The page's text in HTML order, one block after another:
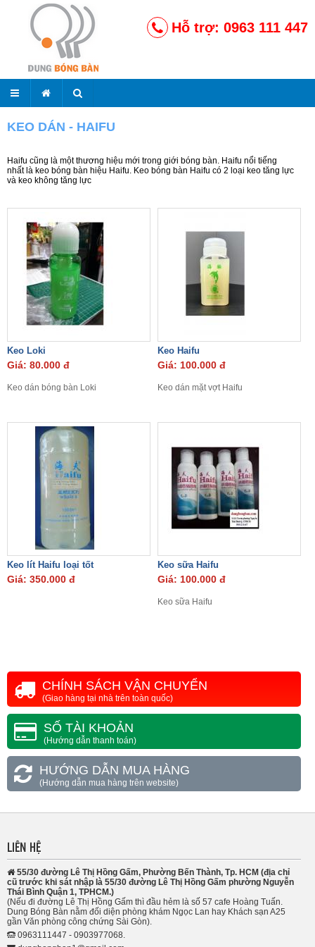
Hỗ trợ: 0963 111 447
KEO DÁN - HAIFU
Haifu cũng là một thương hiệu mới trong giới bóng bàn. Haifu nổi tiếng
nhất là keo bóng bàn hiệu Haifu. Keo bóng bàn Haifu có 2 loại keo tăng lực
và keo không tăng lực
Keo Loki
Giá: 80.000 đ
Keo dán bóng bàn Loki
Keo Haifu
Giá: 100.000 đ
Keo dán mặt vợt Haifu
Keo lít Haifu loại tốt
Giá: 350.000 đ
Keo sữa Haifu
Giá: 100.000 đ
Keo sữa Haifu
CHÍNH SÁCH VẬN CHUYỂN
(Giao hàng tại nhà trên toàn quốc)
SỐ TÀI KHOẢN
(Hướng dẫn thanh toán)
HƯỚNG DẪN MUA HÀNG
(Hướng dẫn mua hàng trên website)
LIÊN HỆ
55/30 đường Lê Thị Hồng Gấm, Phường Bến Thành, Tp. HCM (địa chỉ
cũ trước khi sát nhập là 55/30 đường Lê Thị Hồng Gấm phường Nguyễn
Thái Bình Quận 1, TPHCM.)
(Nếu đi đường Lê Thị Hồng Gấm thì đầu hẻm là số 57 cafe Hoàng Tuấn.
Dung Bóng Bàn nằm đối diện phòng khám Ngọc Lan hay Khách sạn A25
gần Văn phòng công chứng Sài Gòn).
0963111447 - 0903977068.